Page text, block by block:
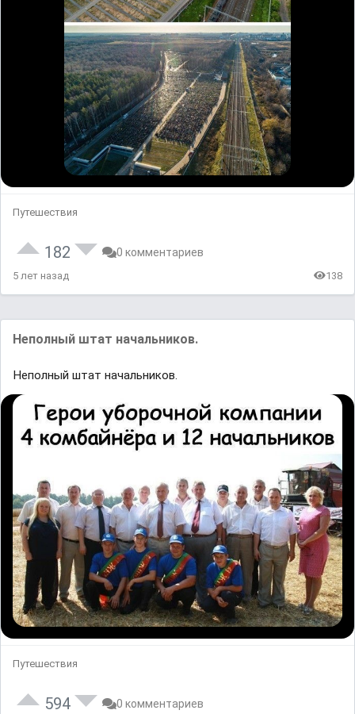
Путешествия
182 0 комментариев
5 лет назад 138
Неполный штат начальников.
Неполный штат начальников.
Путешествия
594 0 комментариев